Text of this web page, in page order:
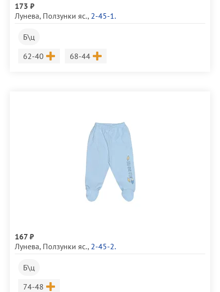
173 ₽
Лунева, Ползунки яс., 2-45-1.
Б\ц
Размер
62-40 Размер
68-44
167 ₽
Лунева, Ползунки яс., 2-45-2.
Б\ц
Размер
74-48